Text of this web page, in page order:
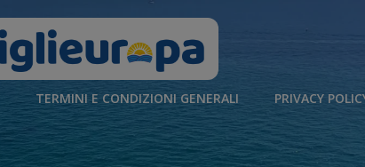
TERMINI E CONDIZIONI GENERALI PRIVACY